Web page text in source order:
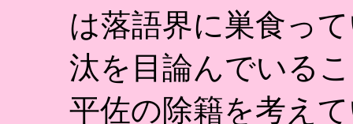
は落語界に巣食っ
汰を目論んでいる
平佐の除籍を考え